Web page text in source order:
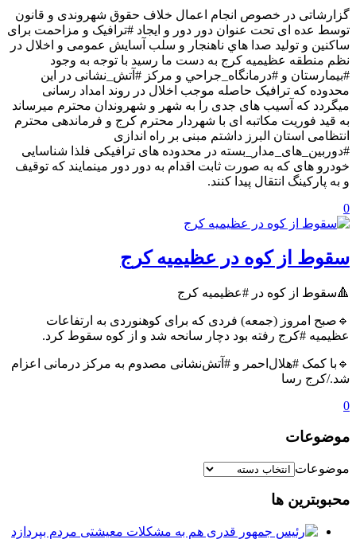
گزارشاتی در خصوص انجام اعمال خلاف حقوق شهروندی و قانون
توسط عده ای تحت عنوان دور دور و ایجاد #ترافیک و مزاحمت برای
ساکنین و توليد صدا هاي ناهنجار و سلب آسايش عمومی و اخلال در
نظم منطقه عظیمیه کرج به دست ما رسید با توجه به وجود
#بیمارستان و #درمانگاه_جراحي و مركز #آتش_نشانی در این
محدوده که ترافیک حاصله موجب اخلال در روند امداد رسانی
میگردد که آسیب های جدی را به شهر و شهروندان محترم میرساند
به قید فوریت مکاتبه ای با شهردار محترم کرج و فرماندهی محترم
انتظامی استان البرز داشتم مبنی بر راه اندازی
#دوربین_های_مدار_بسته در محدوده های ترافیکی فلذا شناسایی
خودرو های که به صورت ثابت اقدام به دور دور مینمایند که توقیف
و به پارکینگ انتقال پیدا کنند.
0
سقوط از کوه در عظیمیه کرج
🔺سقوط از کوه در #عظیمیه کرج
🔹صبح امروز (جمعه) فردی که برای کوهنوردی به ارتفاعات
عظیمیه #کرج رفته بود دچار سانحه شد و از کوه سقوط کرد.
🔹با کمک #هلال‌احمر و #آتش‌نشانی مصدوم به مرکز درمانی اعزام
شد./کرج رسا
0
موضوعات
موضوعات
محبوبترین ها